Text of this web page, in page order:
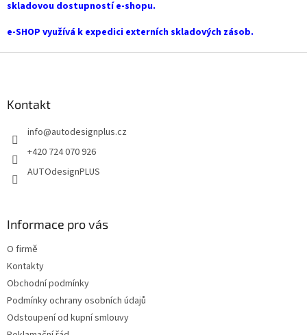
k
v
skladovou dostupností e-shopu.
e-SHOP využívá k expedici externích skladových zásob.
Kontakt
info@autodesignplus.cz
+420 724 070 926
AUTOdesignPLUS
Informace pro vás
O firmě
Kontakty
Obchodní podmínky
Podmínky ochrany osobních údajů
Odstoupení od kupní smlouvy